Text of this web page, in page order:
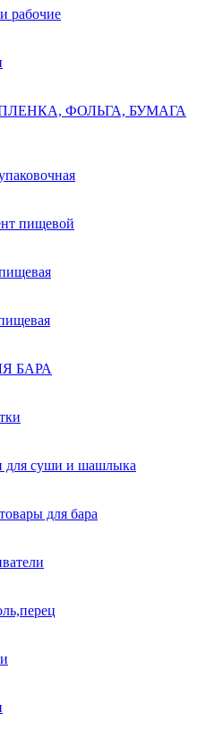
рабочие
ФОЛЬГА, БУМАГА
пищевой
БАРА
для суши и шашлыка
для бара